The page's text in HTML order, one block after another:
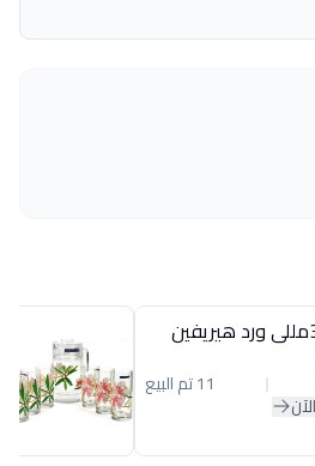
11 تم البيع